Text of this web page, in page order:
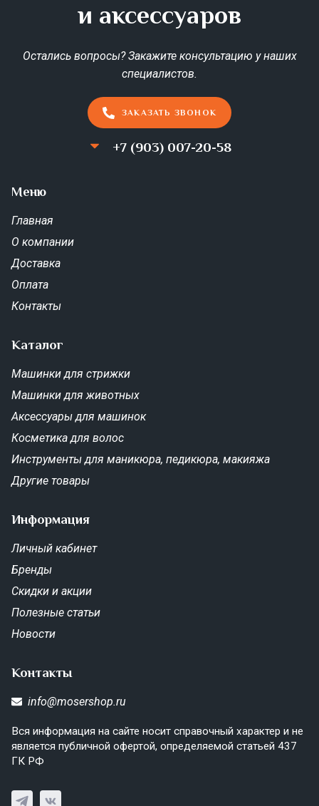
и аксессуаров
Остались вопросы? Закажите консультацию у наших
специалистов.
ЗАКАЗАТЬ ЗВОНОК
+7 (903) 007-20-58
Меню
Главная
О компании
Доставка
Оплата
Контакты
Каталог
Машинки для стрижки
Машинки для животных
Аксессуары для машинок
Косметика для волос
Инструменты для маникюра, педикюра, макияжа
Другие товары
Информация
Личный кабинет
Бренды
Скидки и акции
Полезные статьи
Новости
Контакты
info@mosershop.ru
Вся информация на сайте носит справочный характер и не
является публичной офертой, определяемой статьей 437
ГК РФ